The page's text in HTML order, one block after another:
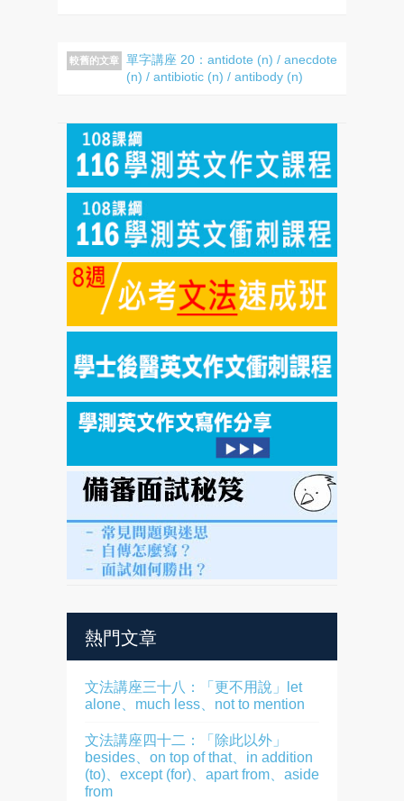
較舊的文章
單字講座 20：antidote (n) / anecdote
(n) / antibiotic (n) / antibody (n)
熱門文章
文法講座三十八：「更不用說」let
alone、much less、not to mention
文法講座四十二：「除此以外」
besides、on top of that、in addition
(to)、except (for)、apart from、aside
from